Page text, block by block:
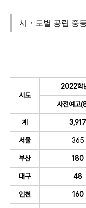
시・도별 공립 중
시도
2022학
사전예고
계 3,917
서울 365
부산 180
대구 48
인천 160